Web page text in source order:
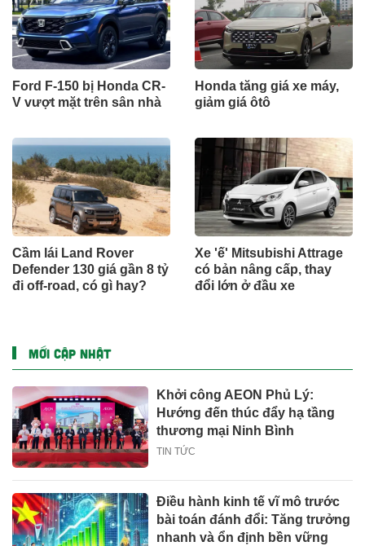
Ford F-150 bị Honda CR-
V vượt mặt trên sân nhà
Honda tăng giá xe máy,
giảm giá ôtô
Cầm lái Land Rover
Defender 130 giá gần 8 tỷ
đi off-road, có gì hay?
Xe 'ế' Mitsubishi Attrage
có bản nâng cấp, thay
đổi lớn ở đầu xe
MỚI CẬP NHẬT
Khởi công AEON Phủ Lý:
Hướng đến thúc đẩy hạ tầng
thương mại Ninh Bình
TIN TỨC
Điều hành kinh tế vĩ mô trước
bài toán đánh đổi: Tăng trưởng
nhanh và ổn định bền vững